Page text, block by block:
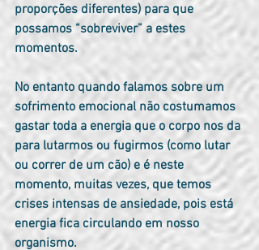
proporções diferentes) para que
possamos “sobreviver” a estes
momentos.
No entanto quando falamos sobre um
sofrimento emocional não costumamos
gastar toda a energia que o corpo nos da
para lutarmos ou fugirmos (como lutar
ou correr de um cão) e é neste
momento, muitas vezes, que temos
crises intensas de ansiedade, pois está
energia fica circulando em nosso
organismo.